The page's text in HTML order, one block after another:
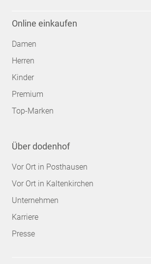
Online einkaufen
Damen
Herren
Kinder
Premium
Top-Marken
Über dodenhof
Vor Ort in Posthausen
Vor Ort in Kaltenkirchen
Unternehmen
Karriere
Presse